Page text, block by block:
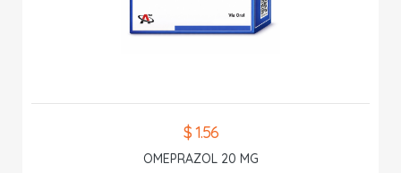
$ 1.56
OMEPRAZOL 20 MG